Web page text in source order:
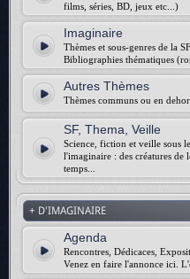
films, séries, BD, jeux etc...)
Imaginaire
Thèmes et sous-genres de la
Bibliographies thématiques
Autres Thèmes
Thèmes communs ou en
SF, Thema, Veille
Science, fiction et veille sous
l'imaginaire : des créatures de
temps...
+ D'IMAGINAIRE
Agenda
Rencontres, Dédicaces,
Venez en faire l'annonce ici.